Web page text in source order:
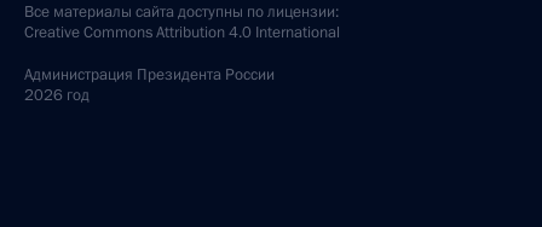
Все материалы сайта доступны по лицензии:
Creative Commons Attribution 4.0 International
Администрация Президента России
2026 год